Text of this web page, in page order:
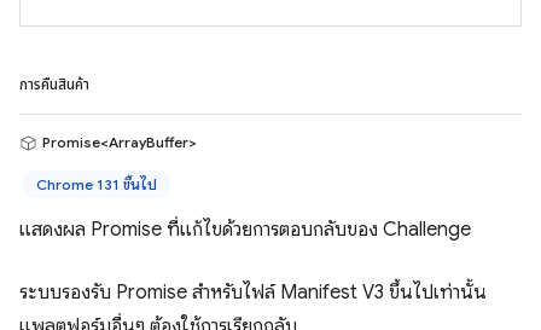
การคืนสินค้า
Promise<ArrayBuffer>
Chrome 131 ขึ้นไป
แสดงผล Promise ที่แก้ไขด้วยการตอบกลับของ Challenge
ระบบรองรับ Promise สำหรับไฟล์ Manifest V3 ขึ้นไปเท่านั้น